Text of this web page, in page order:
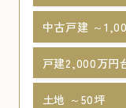
中古戸建 ～
戸建2,000万円
土地 ～50坪